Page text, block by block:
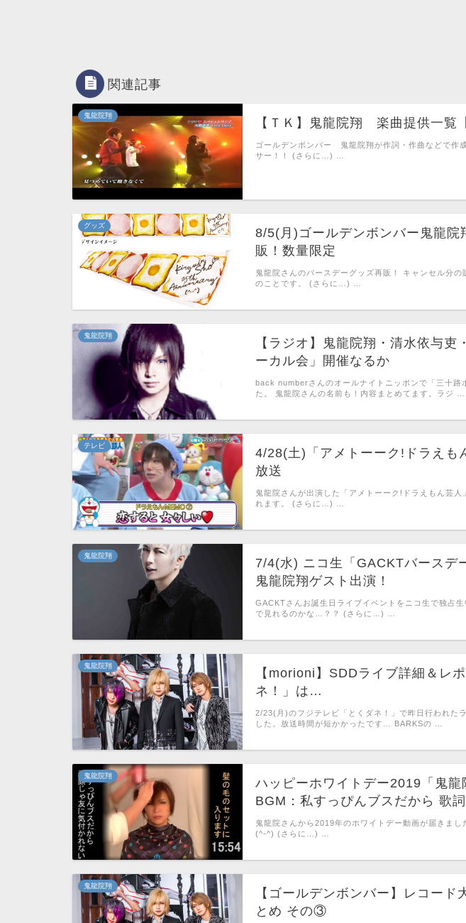
関連記事
鬼龍院翔
【ＴＫ】鬼龍院翔 楽曲提供一覧
ゴールデンボンバー 鬼龍院翔が作詞・作曲などで作
サー！！ (さらに…) …
グッズ
8/5(月)ゴールデンボンバー鬼龍院
販！数量限定
鬼龍院さんのバースデーグッズ再販！ キャンセル分の
のことです。 (さらに…) …
鬼龍院翔
【ラジオ】鬼龍院翔・清水依与
ーカル会」開催なるか
back numberさんのオールナイトニッポンで「三十路
た。 鬼龍院さんの名前も！内容まとめてます。ラジ …
テレビ
4/28(土)「アメトーーク!ドラえ
放送
鬼龍院さんが出演した「アメトーーク!ドラえもん芸人
れます。 (さらに…) …
鬼龍院翔
7/4(水) ニコ生「GACKTバースデ
鬼龍院翔ゲスト出演！
GACKTさんお誕生日ライブイベントをニコ生で独占
で見れるのかな…？？ (さらに…) …
鬼龍院翔
【morioni】SDDライブ詳細＆レ
ネ！」は…
2/23(月)のフジテレビ「とくダネ！」で昨日行われた
した。放送時間が短かかったです… BARKSの …
鬼龍院翔
ハッピーホワイトデー2019「鬼龍
BGM：私すっぴんブスだから 歌
鬼龍院さんから2019年のホワイトデー動画が届きま
(^-^) (さらに…) …
鬼龍院翔
【ゴールデンボンバー】レコード
とめ その③